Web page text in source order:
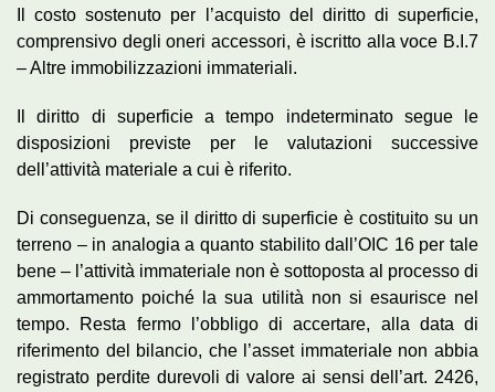
Il costo sostenuto per l’acquisto del diritto di superficie,
comprensivo degli oneri accessori, è iscritto alla voce B.I.7
– Altre immobilizzazioni immateriali.
Il diritto di superficie a tempo indeterminato segue le
disposizioni previste per le valutazioni successive
dell’attività materiale a cui è riferito.
Di conseguenza, se il diritto di superficie è costituito su un
terreno – in analogia a quanto stabilito dall’OIC 16 per tale
bene – l’attività immateriale non è sottoposta al processo di
ammortamento poiché la sua utilità non si esaurisce nel
tempo. Resta fermo l’obbligo di accertare, alla data di
riferimento del bilancio, che l’asset immateriale non abbia
registrato perdite durevoli di valore ai sensi dell’art. 2426,